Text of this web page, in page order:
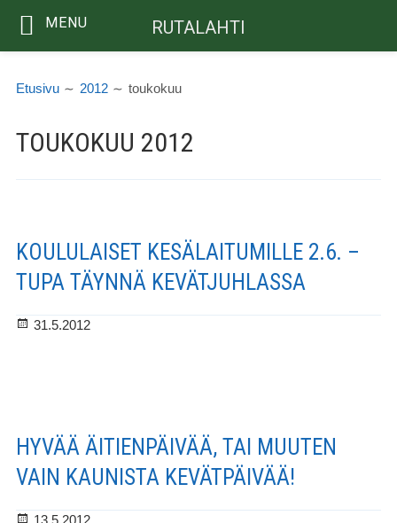
sisältöön
Etusivu 2012 toukokuu
TOUKOKUU 2012
KOULULAISET KESÄLAITUMILLE 2.6. –
TUPA TÄYNNÄ KEVÄTJUHLASSA
Julkaistu
31.5.2012
HYVÄÄ ÄITIENPÄIVÄÄ, TAI MUUTEN
VAIN KAUNISTA KEVÄTPÄIVÄÄ!
Julkaistu
13.5.2012
MENU RUTALAHTI